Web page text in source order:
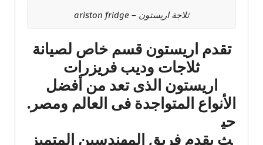
ثلاجة اريستون – ariston fridge
تقدم اريستون قسم خاص لصيانة
ثلاجات وديب فريزرات
اريستون الذى تعد من أفضل
الأنواع المتواجدة فى العالم ومصر.
حي
ث يقدم فريق المهندسين المتميز